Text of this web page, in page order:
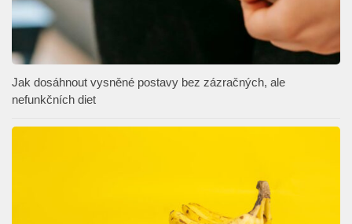
Jak dosáhnout vysněné postavy bez zázračných, ale
nefunkčních diet